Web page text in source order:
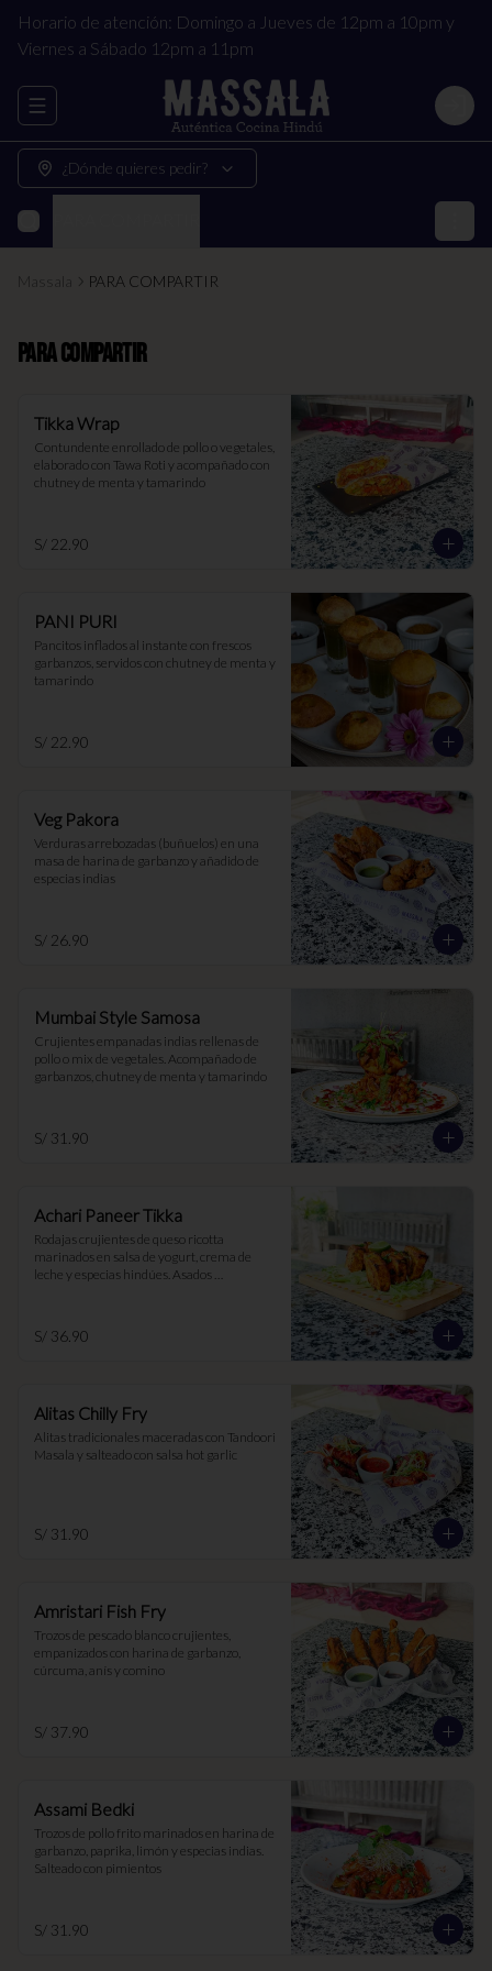
Horario de atención: Domingo a Jueves de 12pm a 10pm y
Viernes a Sábado 12pm a 11pm
Abrir menu de navegación Login
¿Dónde quieres pedir?
Massala PARA COMPARTIR
PARA COMPARTIR
Tikka Wrap
Contundente enrollado de pollo o vegetales,
elaborado con Tawa Roti y acompañado con
chutney de menta y tamarindo
S/ 22.90
PANI PURI
Pancitos inflados al instante con frescos
garbanzos, servidos con chutney de menta y
tamarindo
S/ 22.90
Veg Pakora
Verduras arrebozadas (buñuelos) en una
masa de harina de garbanzo y añadido de
especias indias
S/ 26.90
Mumbai Style Samosa
Crujientes empanadas indias rellenas de
pollo o mix de vegetales. Acompañado de
garbanzos, chutney de menta y tamarindo
S/ 31.90
Achari Paneer Tikka
Rodajas crujientes de queso ricotta
marinados en salsa de yogurt, crema de
leche y especias hindúes. Asados
S/ 36.90
Alitas Chilly Fry
Alitas tradicionales maceradas con Tandoori
Masala y salteado con salsa hot garlic
S/ 31.90
Amristari Fish Fry
Trozos de pescado blanco crujientes,
empanizados con harina de garbanzo,
cúrcuma, anís y comino
S/ 37.90
Assami Bedki
Trozos de pollo frito marinados en harina de
garbanzo, paprika, limón y especias indias.
Salteado con pimientos
S/ 31.90